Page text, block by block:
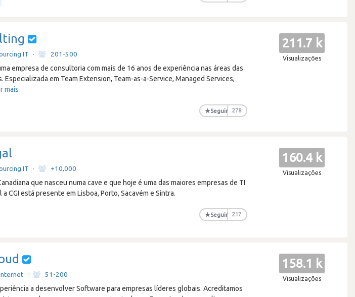
IT ·
201-500
empresa de consultoria com mais de 16 anos de experiência nas áreas das
Especializada em Team Extension, Team-as-a-Service, Managed Services,
mais
★Seguir 278
211.7 k
Visualizações
IT ·
+10,000
que nasceu numa cave e que hoje é uma das maiores empresas de TI
CGI está presente em Lisboa, Porto, Sacavém e Sintra.
★Seguir 217
160.4 k
Visualizações
·
51-200
a desenvolver Software para empresas líderes globais. Acreditamos
158.1 k
Visualizações